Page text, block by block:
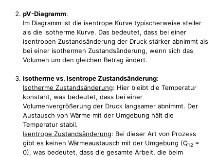
pV-Diagramm:
Im Diagramm ist die isentrope Kurve typischerweise steiler
als die isotherme Kurve. Das bedeutet, dass bei einer
isentropen Zustandsänderung der Druck stärker abnimmt als
bei einer isothermen Zustandsänderung, wenn sich das
Volumen um den gleichen Betrag ändert.
Isotherme vs. Isentrope Zustandsänderung:
Isotherme Zustandsänderung: Hier bleibt die Temperatur
konstant, was bedeutet, dass bei einer
Volumenvergrößerung der Druck langsamer abnimmt. Der
Austausch von Wärme mit der Umgebung hält die
Temperatur stabil.
Isentrope Zustandsänderung: Bei dieser Art von Prozess
gibt es keinen Wärmeaustausch mit der Umgebung (Q12 =
0), was bedeutet, dass die gesamte Arbeit, die beim